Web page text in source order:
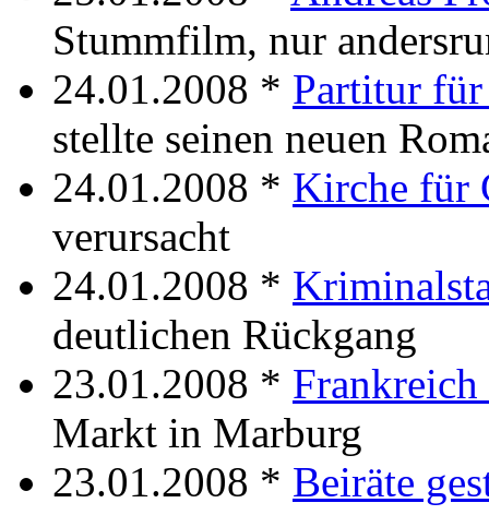
Stummfilm, nur
24.01.2008 * Partitur
stellte seinen neuen
24.01.2008 * Kirche für
verursacht
24.01.2008 *
deutlichen Rückgang
23.01.2008 *
Markt in Marburg
23.01.2008 * Beiräte